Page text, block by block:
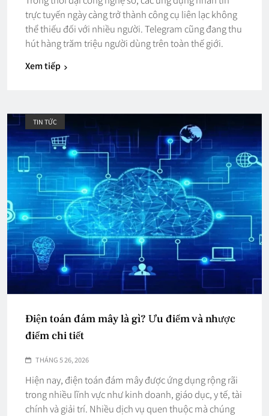
trực tuyến ngày càng trở thành công cụ liên lạc không
thể thiếu đối với nhiều người. Telegram cũng đang thu
hút hàng trăm triệu người dùng trên toàn thế giới.
Xem tiếp
TIN TỨC
Điện toán đám mây là gì? Ưu điểm và nhược
điểm chi tiết
THÁNG 5 26, 2026
Hiện nay, điện toán đám mây được ứng dụng rộng rãi
trong nhiều lĩnh vực như kinh doanh, giáo dục, y tế, tài
chính và giải trí. Nhiều dịch vụ quen thuộc mà chúng